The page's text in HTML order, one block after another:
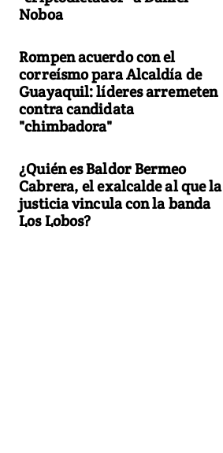
Noboa
Rompen acuerdo con el
correísmo para Alcaldía de
Guayaquil: líderes arremeten
contra candidata
"chimbadora"
¿Quién es Baldor Bermeo
Cabrera, el exalcalde al que la
justicia vincula con la banda
Los Lobos?